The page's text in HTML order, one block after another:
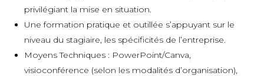
privilégiant la mise en situation.
Une formation pratique et outillée s’appuyant sur le
niveau du stagiaire, les spécificités de l’entreprise.
Moyens Techniques : PowerPoint/Canva,
visioconférence (selon les modalités d’organisation),